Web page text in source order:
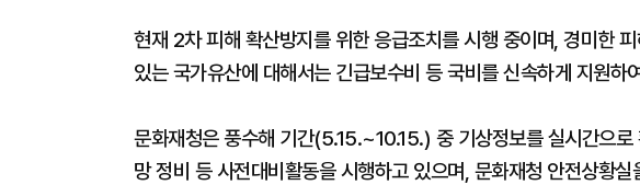
현재 2차 피해 확산방지를 위한 응급조치를 시행 중이며, 경미한
있는 국가유산에 대해서는 긴급보수비 등 국비를 신속하게 지원하
문화재청은 풍수해 기간(5.15.~10.15.) 중 기상정보를 실시간으
망 정비 등 사전대비활동을 시행하고 있으며, 문화재청 안전상황